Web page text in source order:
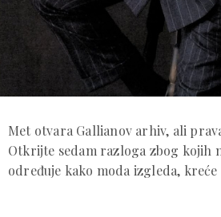
Met otvara Gallianov arhiv, ali
Otkrijte sedam razloga zbog kojih
određuje kako moda izgleda,